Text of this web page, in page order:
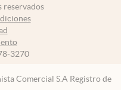
reservados
3270
Comercial S.A Registro de